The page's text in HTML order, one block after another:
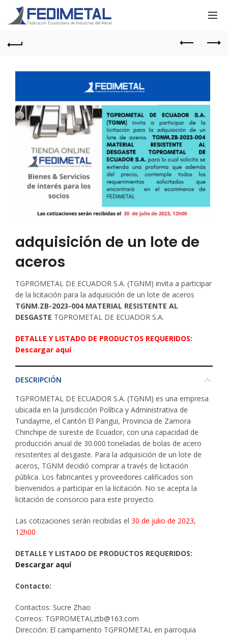
adquisición de un lote de
aceros
TGPROMETAL DE ECUADOR S.A. (TGNM) invita a participar
de la licitación para la adquisición de un lote de aceros
TGNM.ZB-2023-004 MATERIAL RESISTENTE AL
DESGASTE TGPROMETAL DE ECUADOR S.A.
DETALLE Y LISTADO DE PRODUCTOS REQUERIDOS:
Descargar aquí
DESCRIPCIÓN
TGPROMETAL DE ECUADOR S.A. (TGNM) es una empresa
ubicada en la Jurisdicción Política y Administrativa de
Tundayme, el Cantón El Pangui, Provincia de Zamora
Chinchipe de sureste de Ecuador, con una capacidad de
producción anual de 30.000 toneladas de bolas de acero
resistentes al desgaste. Para la adquisición de un lote de
aceros, TGNM decidió comprar a través de licitación
pública. Los fabricantes y proveedores calificados son
bienvenidos a participar en la licitación. No se acepta la
licitación de consorcio para este proyecto.
Las cotizaciones serán recibidas el 30 de julio de 2023,
12h00
DETALLE Y LISTADO DE PRODUCTOS REQUERIDOS:
Descargar aquí
Contacto:
Contactos: Sucre Zhao
Correos: TGPROMETALztb@163.com
Dirección: El campamento TGPROMETAL en parroquia